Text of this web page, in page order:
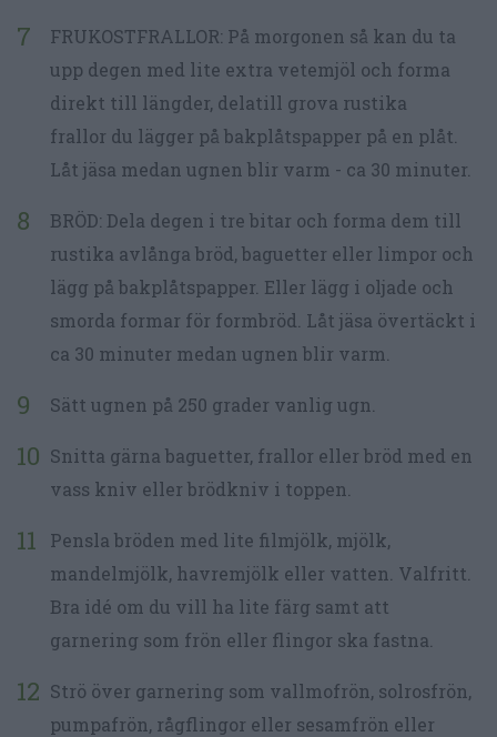
FRUKOSTFRALLOR: På morgonen så kan du ta
upp degen med lite extra vetemjöl och forma
direkt till längder, delatill grova rustika
frallor du lägger på bakplåtspapper på en plåt.
Låt jäsa medan ugnen blir varm - ca 30 minuter.
BRÖD: Dela degen i tre bitar och forma dem till
rustika avlånga bröd, baguetter eller limpor och
lägg på bakplåtspapper. Eller lägg i oljade och
smorda formar för formbröd. Låt jäsa övertäckt i
ca 30 minuter medan ugnen blir varm.
Sätt ugnen på 250 grader vanlig ugn.
Snitta gärna baguetter, frallor eller bröd med en
vass kniv eller brödkniv i toppen.
Pensla bröden med lite filmjölk, mjölk,
mandelmjölk, havremjölk eller vatten. Valfritt.
Bra idé om du vill ha lite färg samt att
garnering som frön eller flingor ska fastna.
Strö över garnering som vallmofrön, solrosfrön,
pumpafrön, rågflingor eller sesamfrön eller